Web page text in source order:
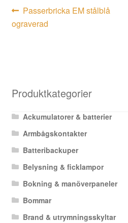
Inläggsnavigering
Föregående
inlägg:
Passerbricka EM stålblå
ograverad
Produktkategorier
Ackumulatorer & batterier
Armbågskontakter
Batteribackuper
Belysning & ficklampor
Bokning & manöverpaneler
Bommar
Brand & utrymningsskyltar